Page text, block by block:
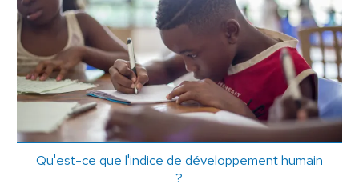
Qu'est-ce que l'indice de développement humain
?